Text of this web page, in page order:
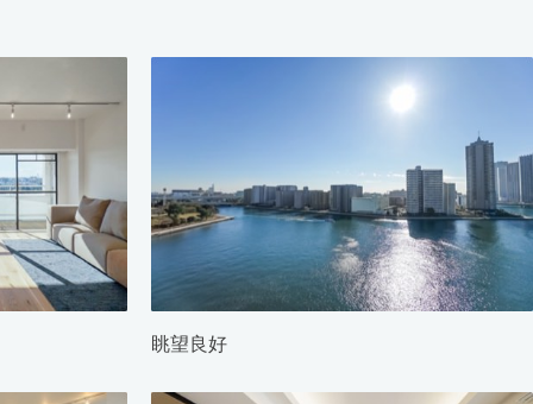
眺望良好